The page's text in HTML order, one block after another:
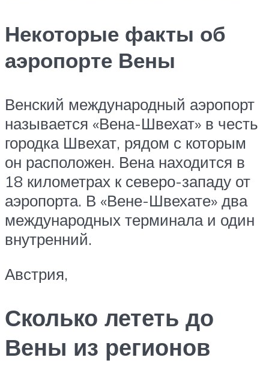
Некоторые факты об
аэропорте Вены
Венский международный аэропорт
называется «Вена-Швехат» в честь
городка Швехат, рядом с которым
он расположен. Вена находится в
18 километрах к северо-западу от
аэропорта. В «Вене-Швехате» два
международных терминала и один
внутренний.
Австрия,
Сколько лететь до
Вены из регионов